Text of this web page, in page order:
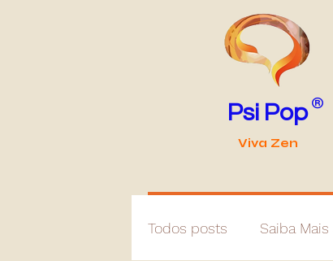
Psi Pop ®
Viva Zen
Todos posts Saiba Mais